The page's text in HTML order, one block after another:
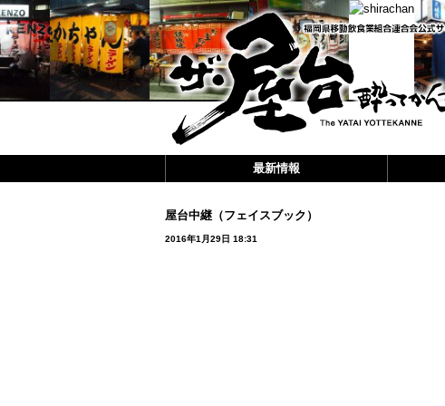
最新情報
屋台中継（フェイスブック）
2016年1月29日 18:31